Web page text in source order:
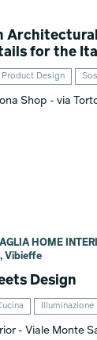
for the
Product Design
Shop - via
HOME
Vibieffe
Design
Illuminazione
- Viale Monte